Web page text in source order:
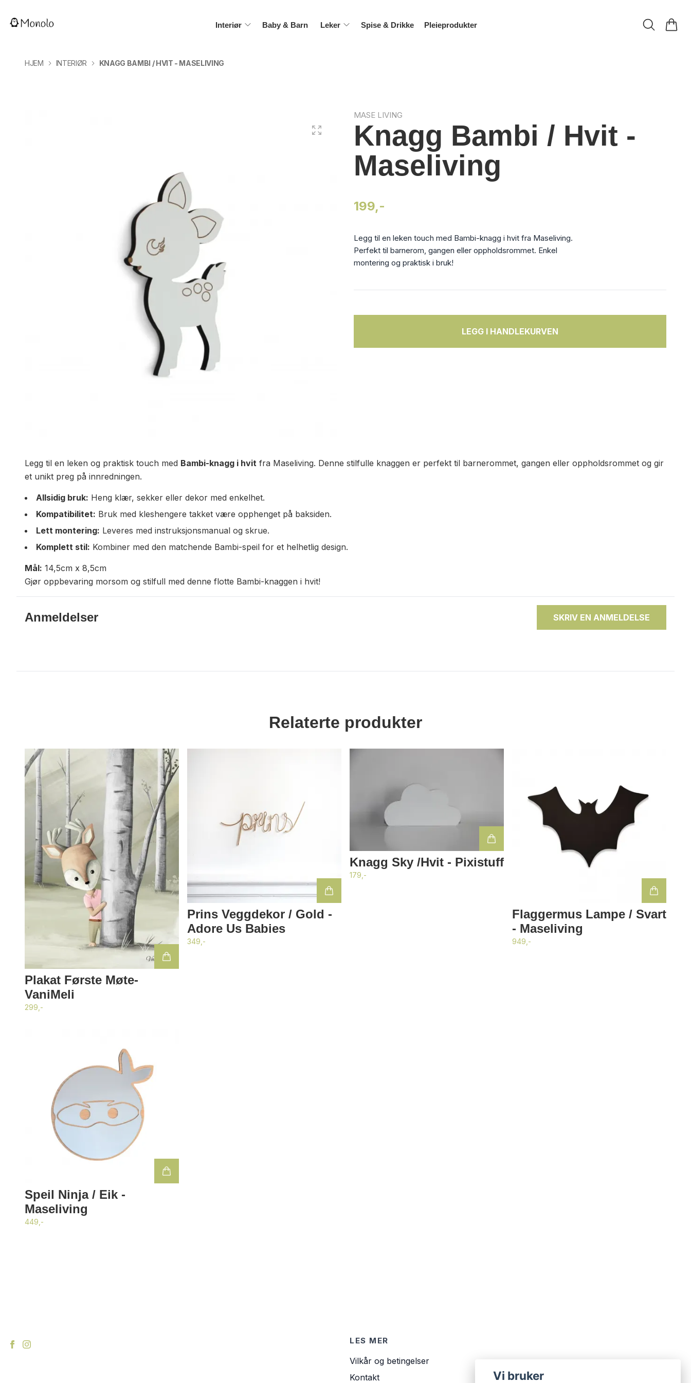
Interiør Baby & Barn Leker Spise & Drikke Pleieprodukter
HJEM INTERIØR KNAGG BAMBI / HVIT - MASELIVING
MASE LIVING
Knagg Bambi / Hvit -
Maseliving
199,-
Legg til en leken touch med Bambi-knagg i hvit fra Maseliving.
Perfekt til barnerom, gangen eller oppholdsrommet. Enkel
montering og praktisk i bruk!
LEGG I HANDLEKURVEN
Legg til en leken og praktisk touch med Bambi-knagg i hvit fra Maseliving. Denne stilfulle knaggen er perfekt til barnerommet, gangen eller oppholdsrommet og gir
et unikt preg på innredningen.
Allsidig bruk: Heng klær, sekker eller dekor med enkelhet.
Kompatibilitet: Bruk med kleshengere takket være opphenget på baksiden.
Lett montering: Leveres med instruksjonsmanual og skrue.
Komplett stil: Kombiner med den matchende Bambi-speil for et helhetlig design.
Mål: 14,5cm x 8,5cm
Gjør oppbevaring morsom og stilfull med denne flotte Bambi-knaggen i hvit!
Anmeldelser SKRIV EN ANMELDELSE
Relaterte produkter
Plakat Første Møte-
VaniMeli
299,-
Prins Veggdekor / Gold -
Adore Us Babies
349,-
Knagg Sky /Hvit - Pixistuff
179,-
Flaggermus Lampe / Svart
- Maseliving
949,-
Speil Ninja / Eik -
Maseliving
449,-
LES MER
Vilkår og betingelser
Kontakt
Vi bruker